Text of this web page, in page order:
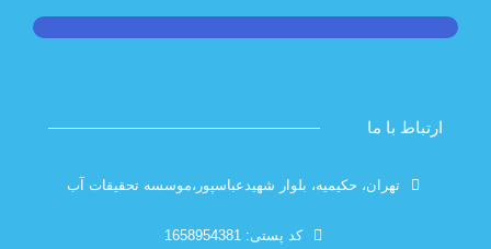
تهران، حکیمیه، بلوار شهیدعباسپور،موسسه تحقیقات آب